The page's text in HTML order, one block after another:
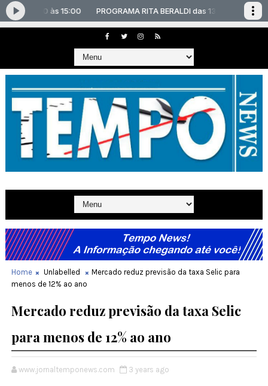
Home Unlabelled
Mercado reduz previsão da taxa Selic para
menos de 12% ao ano
Mercado reduz previsão da taxa Selic
para menos de 12% ao ano
www.jornaltemponews.com 3 years ago